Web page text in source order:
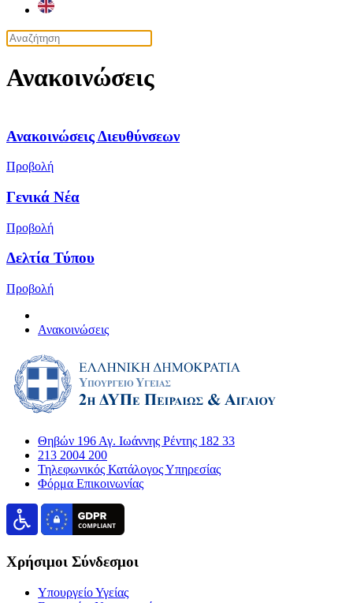
Ανακοινώσεις
Ανακοινώσεις Διευθύνσεων
Προβολή
Γενικά Νέα
Προβολή
Δελτία Τύπου
Προβολή
Ανακοινώσεις
Θηβών 196 Αγ. Ιωάννης Ρέντης 182 33
213 2004 200
Τηλεφωνικός Κατάλογος Υπηρεσίας
Φόρμα Επικοινωνίας
Χρήσιμοι Σύνδεσμοι
Υπουργείο Υγείας